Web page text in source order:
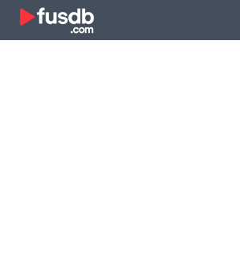
Zum Inhalt springen